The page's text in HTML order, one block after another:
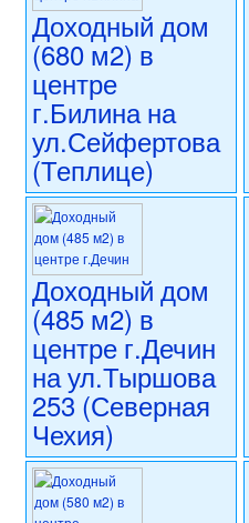
регион:Северная Чехия
раздел: объекты для
коммерческого использования
состояние: требуется
капитальная реконструкция
номер объекта:20678
Доходный дом
(680 м2) в
центре
г.Билина на
ул.Сейфертова
(Теплице)
16 350 000 CZK
регион:Теплице
раздел: объекты для
коммерческого использования
состояние: стандарт
номер объекта: 20653
Доходный дом
(485 м2) в
центре г.Дечин
на ул.Тыршова
253 (Северная
Чехия)
17 500 000 CZK
регион:Северная Чехия
раздел: объекты для